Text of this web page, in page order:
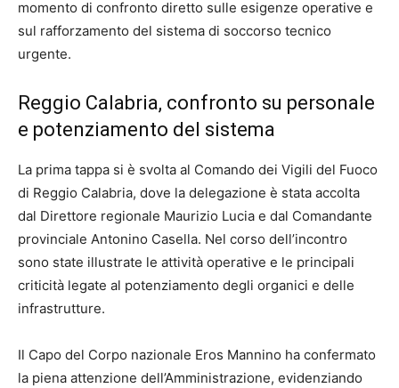
momento di confronto diretto sulle esigenze operative e
sul rafforzamento del sistema di soccorso tecnico
urgente.
Reggio Calabria, confronto su personale
e potenziamento del sistema
La prima tappa si è svolta al Comando dei Vigili del Fuoco
di Reggio Calabria, dove la delegazione è stata accolta
dal Direttore regionale Maurizio Lucia e dal Comandante
provinciale Antonino Casella. Nel corso dell’incontro
sono state illustrate le attività operative e le principali
criticità legate al potenziamento degli organici e delle
infrastrutture.
Il Capo del Corpo nazionale Eros Mannino ha confermato
la piena attenzione dell’Amministrazione, evidenziando